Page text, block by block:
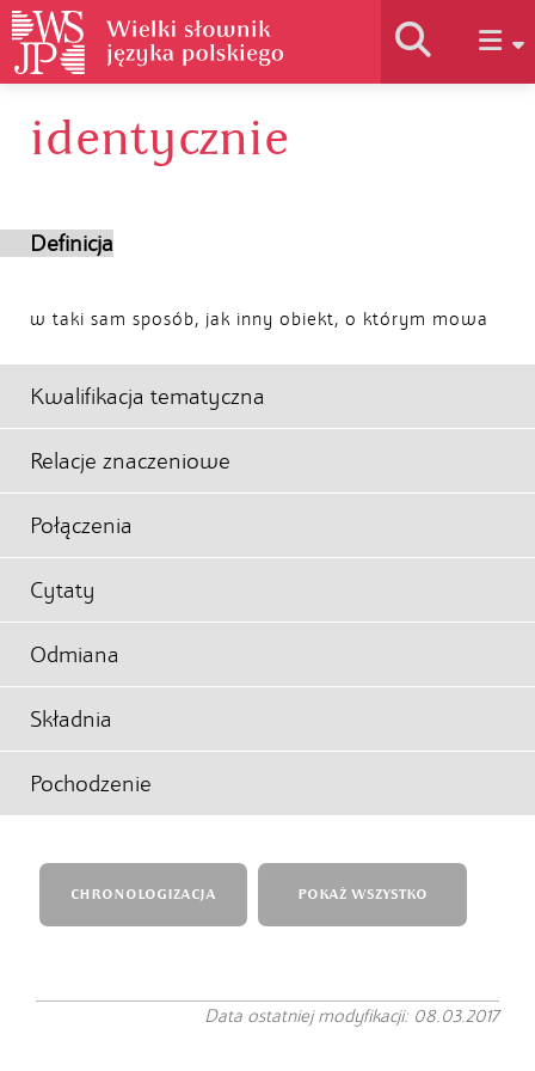
Historia słownika
identycznie
Definicja
w taki sam sposób, jak inny obiekt, o którym mowa
Kwalifikacja tematyczna
Relacje znaczeniowe
Połączenia
Cytaty
Odmiana
Składnia
Pochodzenie
CHRONOLOGIZACJA POKAŻ WSZYSTKO
Data ostatniej modyfikacji: 08.03.2017